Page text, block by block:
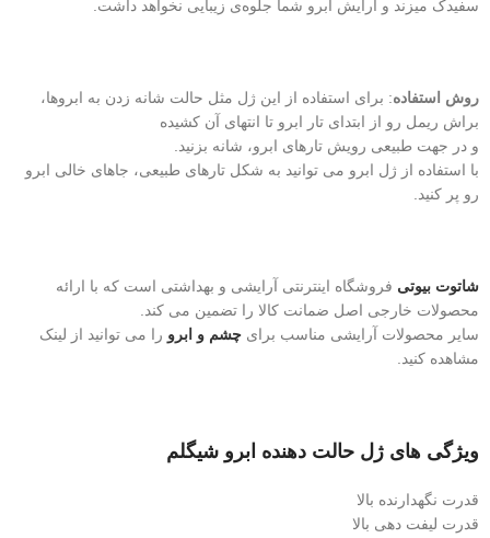
سفیدک میزند و آرایش ابرو شما جلوه‌ی زیبایی نخواهد داشت.
روش استفاده: برای استفاده از این ژل مثل حالت شانه زدن به ابروها،
براش ریمل رو از ابتدای تار ابرو تا انتهای آن کشیده
و در جهت طبیعی رویش تارهای ابرو، شانه بزنید.
با استفاده از ژل ابرو می‌ توانید به شکل تارهای طبیعی، جاهای خالی ابرو
رو پر کنید.
شاتوت بیوتی فروشگاه اینترنتی آرایشی و بهداشتی است که با ارائه
محصولات خارجی اصل ضمانت کالا را تضمین می کند.
سایر محصولات آرایشی مناسب برای چشم و ابرو را می توانید از لینک
مشاهده کنید.
ویژگی های ژل حالت دهنده ابرو شیگلم
قدرت نگهدارنده بالا
قدرت لیفت دهی بالا